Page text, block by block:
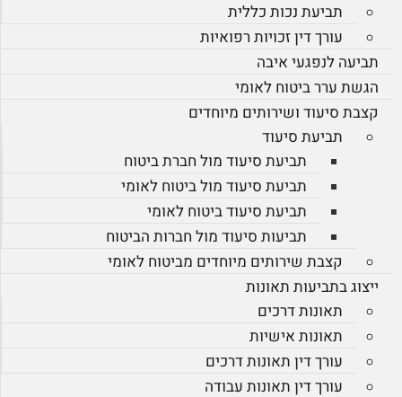
תביעת נכות כללית
עורך דין זכויות רפואיות
תביעה לנפגעי איבה
הגשת ערר ביטוח לאומי
קצבת סיעוד ושירותים מיוחדים
תביעת סיעוד
תביעת סיעוד מול חברת ביטוח
תביעת סיעוד מול ביטוח לאומי
תביעת סיעוד ביטוח לאומי
תביעות סיעוד מול חברות הביטוח
קצבת שירותים מיוחדים מביטוח לאומי
ייצוג בתביעות תאונות
תאונות דרכים
תאונות אישיות
עורך דין תאונות דרכים
עורך דין תאונות עבודה